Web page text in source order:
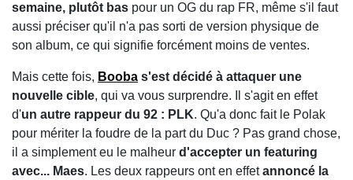
semaine, plutôt bas pour un OG du rap FR, même s'il faut
aussi préciser qu'il n'a pas sorti de version physique de
son album, ce qui signifie forcément moins de ventes.
Mais cette fois, Booba s'est décidé à attaquer une
nouvelle cible, qui va vous surprendre. Il s'agit en effet
d'un autre rappeur du 92 : PLK. Qu'a donc fait le Polak
pour mériter la foudre de la part du Duc ? Pas grand chose,
il a simplement eu le malheur d'accepter un featuring
avec... Maes. Les deux rappeurs ont en effetannoncé la